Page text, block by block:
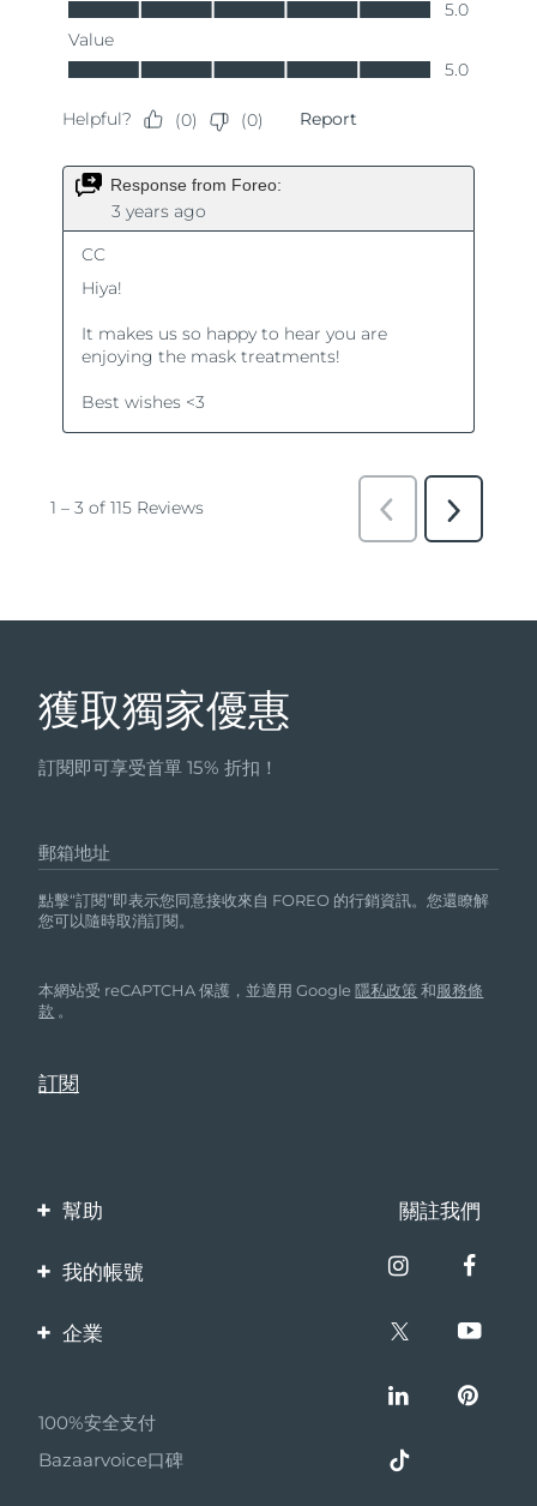
獲取獨家優惠
訂閱即可享受首單 15% 折扣！
郵箱地址
點擊“訂閱”即表示您同意接收來自 FOREO 的行銷資訊。您還瞭解
您可以隨時取消訂閱。
本網站受 reCAPTCHA 保護，並適用 Google隱私政策 和服務條
款 。
幫助
聯繫我們
保修與退換貨
關註我們
我的帳號
產品註冊
企業
夥伴計畫
聯盟新聞
100%安全支付
Bazaarvoice口碑